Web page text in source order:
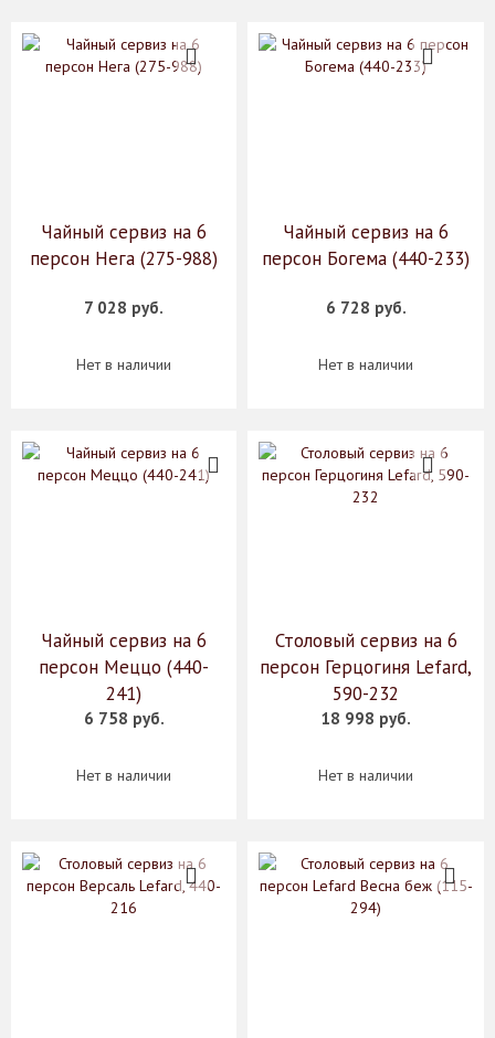
Чайный сервиз на 6
персон Нега (275-988)
7 028 руб.
Нет в наличии
Чайный сервиз на 6
персон Богема (440-233)
6 728 руб.
Нет в наличии
Чайный сервиз на 6
персон Меццо (440-
241)
6 758 руб.
Нет в наличии
Столовый сервиз на 6
персон Герцогиня Lefard,
590-232
18 998 руб.
Нет в наличии